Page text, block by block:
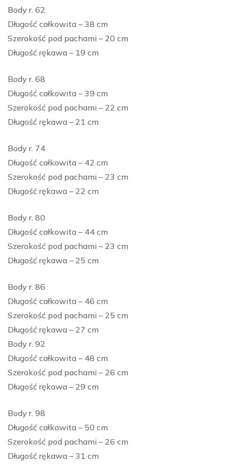
Body r. 62
Długość całkowita – 38 cm
Szerokość pod pachami – 20 cm
Długość rękawa – 19 cm
Body r. 68
Długość całkowita – 39 cm
Szerokość pod pachami – 22 cm
Długość rękawa – 21 cm
Body r. 74
Długość całkowita – 42 cm
Szerokość pod pachami – 23 cm
Długość rękawa – 22 cm
Body r. 80
Długość całkowita – 44 cm
Szerokość pod pachami – 23 cm
Długość rękawa – 25 cm
Body r. 86
Długość całkowita – 46 cm
Szerokość pod pachami – 25 cm
Długość rękawa – 27 cm
Body r. 92
Długość całkowita – 48 cm
Szerokość pod pachami – 26 cm
Długość rękawa – 29 cm
Body r. 98
Długość całkowita – 50 cm
Szerokość pod pachami – 26 cm
Długość rękawa – 31 cm